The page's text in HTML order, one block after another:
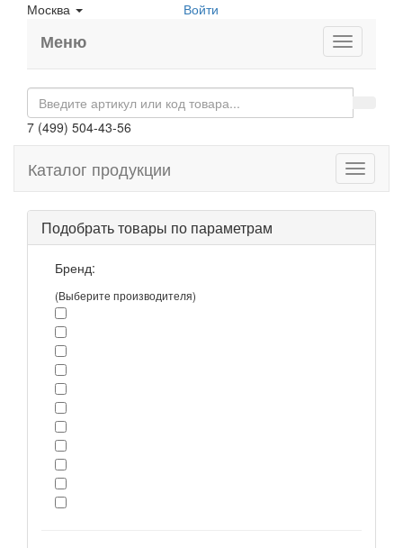
Москва Войти
Меню
7 (499) 504-43-56
Toggle
Каталог продукции
Подобрать товары по параметрам
Бренд:
(Выберите производителя)